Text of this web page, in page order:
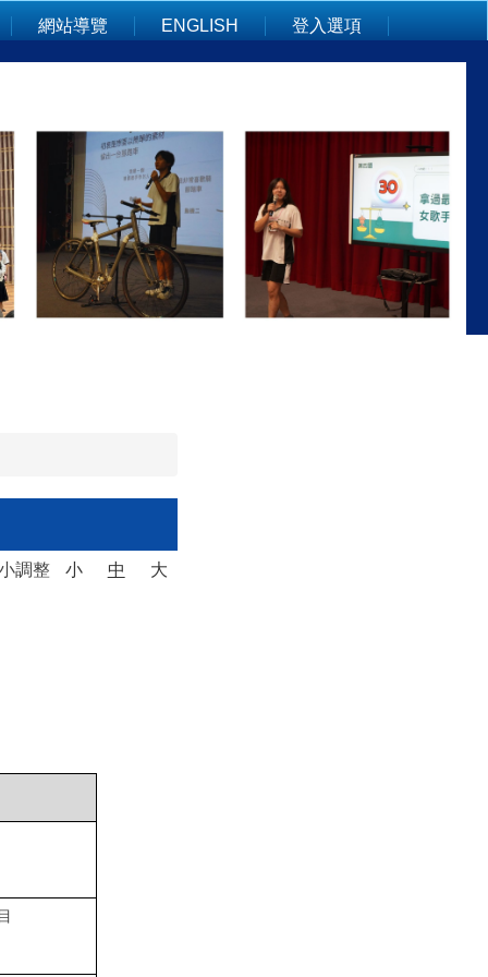
網站導覽 ENGLISH 登入選項
調整 小 中
大